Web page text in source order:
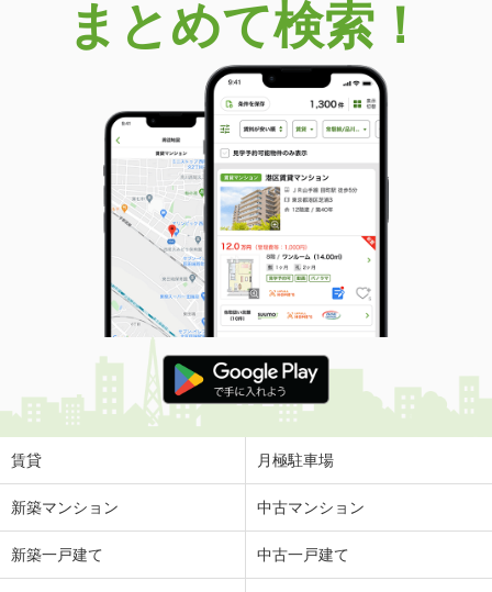
価 格
5.28万円
和歌山県和歌山市和歌浦南２丁目
39.89m²
間取り
1LDK
和歌山県紀の川市中三谷
価 格
4.85万円
住 所
和歌山県紀の川市中三谷
専有面積 58.86m²
間取り
2LDK
和歌山県和歌山市松江東２丁目
価 格
5.90万円
住 所
和歌山県和歌山市松江東２丁目
専有面積
和歌山県和歌山市加納
5.90万円
まとめて検索！
賃貸 月極駐車場
新築マンション 中古マンション
新築一戸建て 中古一戸建て